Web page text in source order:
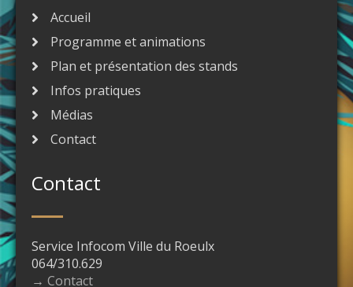
Accueil
Programme et animations
Plan et présentation des stands
Infos pratiques
Médias
Contact
Contact
Service Infocom Ville du Roeulx
064/310.629
→ Contact